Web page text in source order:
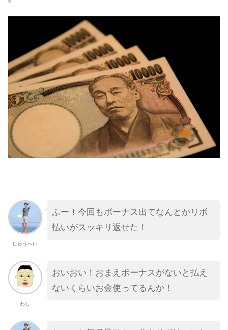
しゅうへい
ふー！今回もボーナス出てなんとかリボ
払いがスッキリ返せた！
わし
おいおい！おまえボーナスがないと払え
ないくらいお金使ってるんか！